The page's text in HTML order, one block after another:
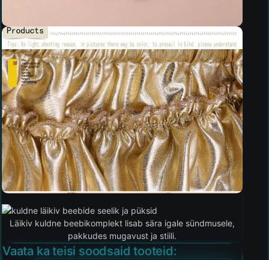
Läikiv kuldne beebikomplekt lisab sära igale sündmusele,
pakkudes mugavust ja stiili.
Vaata ka teisi soodsaid tooteid: